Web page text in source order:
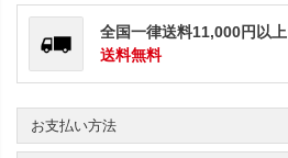
全国一律送料11,000円以上
送料無料
お支払い方法